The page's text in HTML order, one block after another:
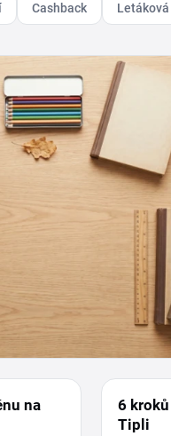
Cashback
na
6
Tipli